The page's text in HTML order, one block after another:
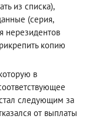
из списка),
(серия,
нерезидентов
копию
в
следующим за
от выплаты